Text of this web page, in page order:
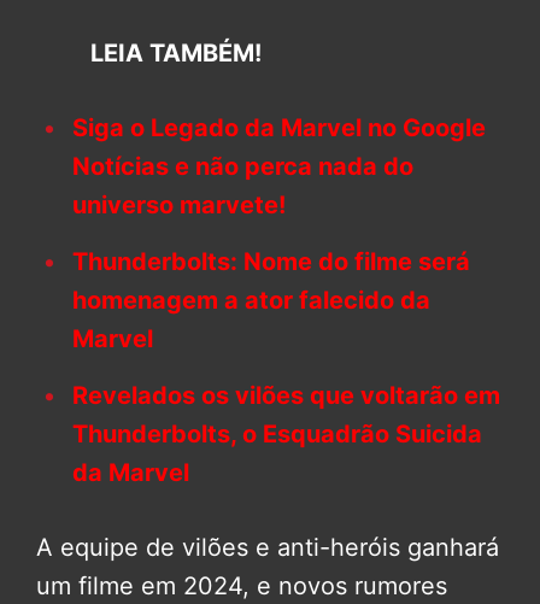
LEIA TAMBÉM!
Siga o Legado da Marvel no Google
Notícias e não perca nada do
universo marvete!
Thunderbolts: Nome do filme será
homenagem a ator falecido da
Marvel
Revelados os vilões que voltarão em
Thunderbolts, o Esquadrão Suicida
da Marvel
A equipe de vilões e anti-heróis ganhará
um filme em 2024, e novos rumores